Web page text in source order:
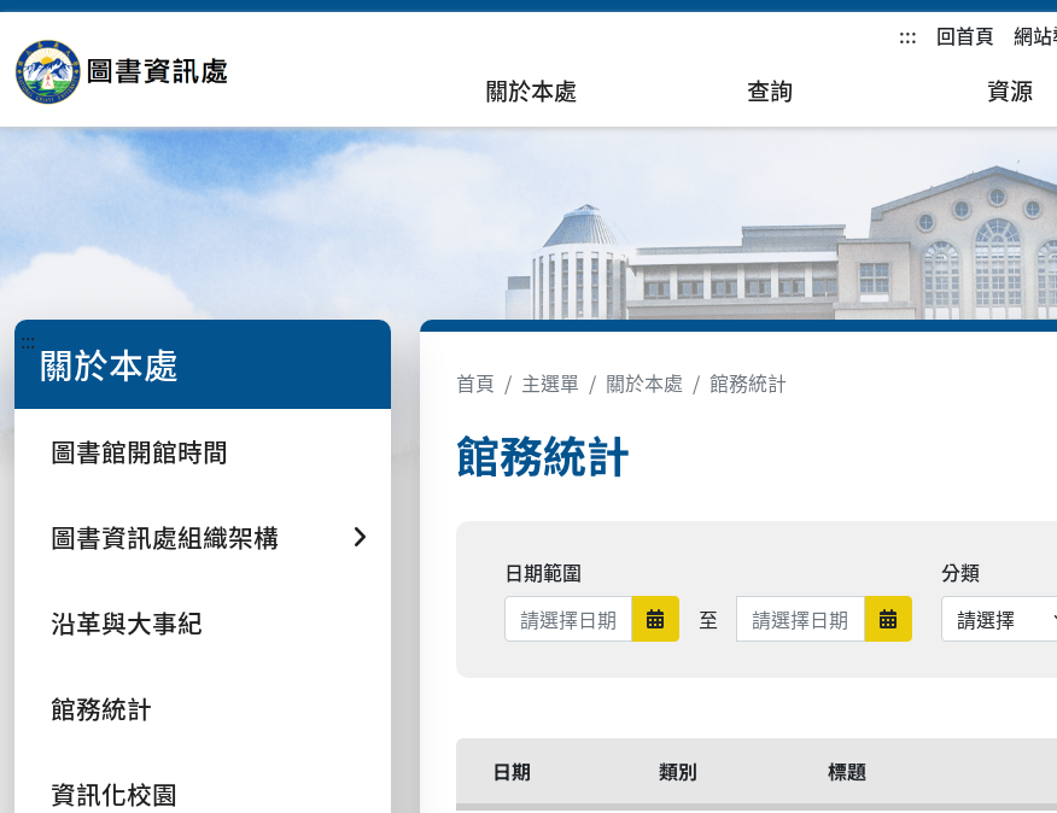
::: 回首頁 網
關於本處 查詢 資源
::: 關於本處
圖書館開館時間
圖書資訊處組織架構
沿革與大事紀
館務統計
資訊化校園
首頁 主選單 關於本處 館務統計
館務統計
日期範圍
日期範圍開始
至 日期範圍結束 日期範圍結束
分類
日期 類別 標題